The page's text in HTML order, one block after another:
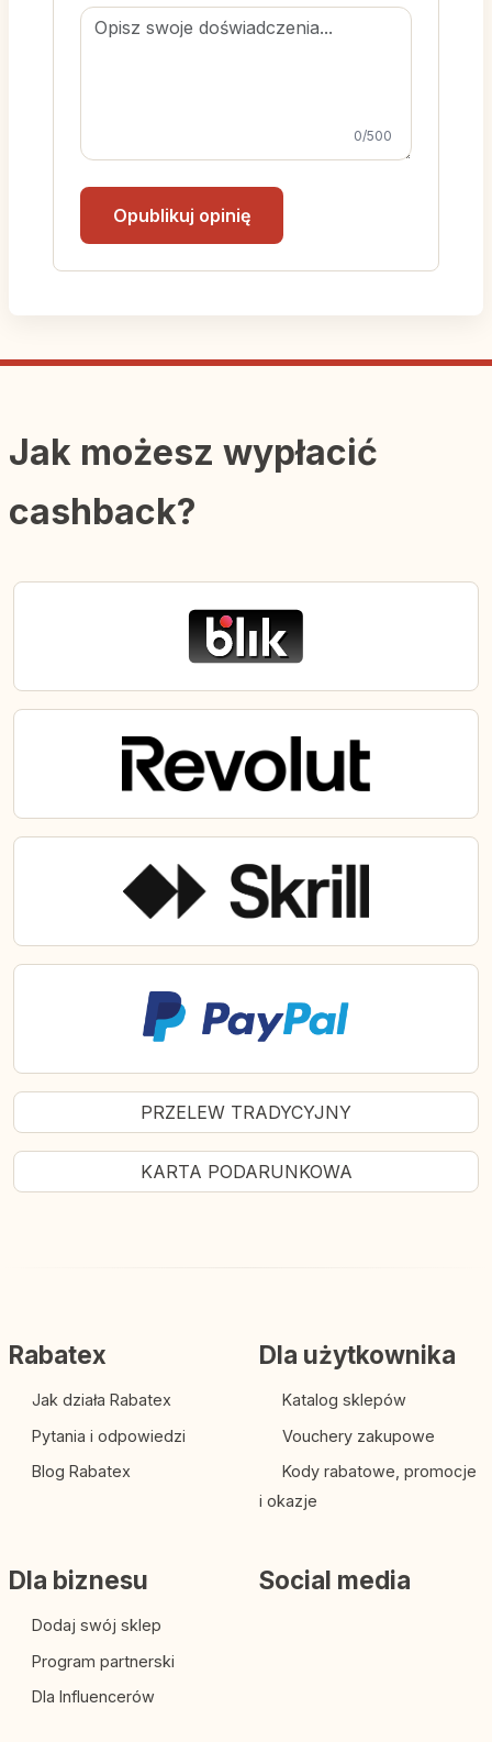
0/500
Opublikuj opinię
Jak możesz wypłacić
cashback?
PRZELEW TRADYCYJNY
KARTA PODARUNKOWA
Rabatex
Jak działa Rabatex
Pytania i odpowiedzi
Blog Rabatex
Dla użytkownika
Katalog sklepów
Vouchery zakupowe
Kody rabatowe, promocje
i okazje
Dla biznesu
Dodaj swój sklep
Program partnerski
Dla Influencerów
Social media